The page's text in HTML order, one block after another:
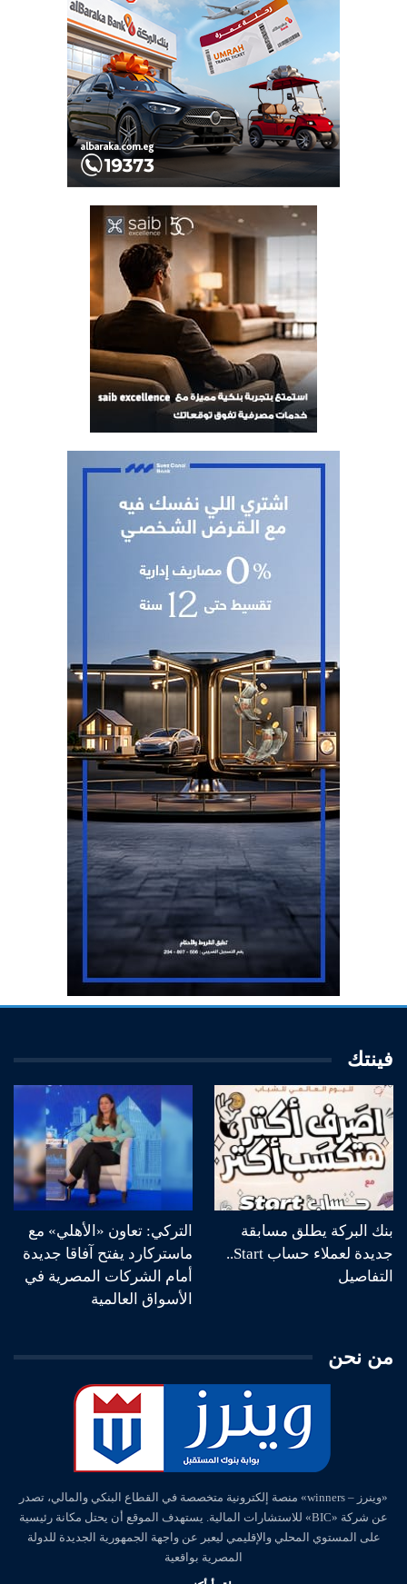
فينتك
بنك البركة يطلق مسابقة
جديدة لعملاء حساب Start..
التفاصيل
التركي: تعاون «الأهلي» مع
ماستركارد يفتح آفاقا جديدة
أمام الشركات المصرية في
الأسواق العالمية
من نحن
«وينرز – winners» منصة إلكترونية متخصصة في القطاع البنكي والمالي، تصدر
عن شركة «BIC» للاستشارات المالية. يستهدف الموقع أن يحتل مكانة رئيسية
على المستوي المحلي والإقليمي ليعبر عن واجهة الجمهورية الجديدة للدولة
المصرية بواقعية